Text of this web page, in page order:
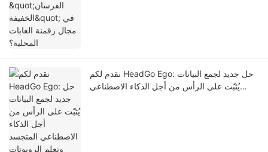
نقدم لكم HeadGo Ego: حل جديد لجمع البيانات
يُثبّت على الرأس من أجل الذكاء الاصطناعي